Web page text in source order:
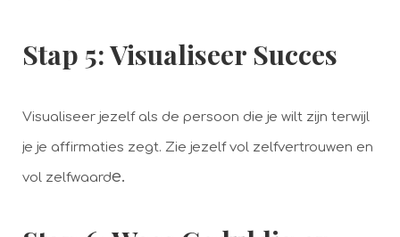
Stap 5: Visualiseer Succes
Visualiseer jezelf als de persoon die je wilt zijn terwijl
je je affirmaties zegt. Zie jezelf vol zelfvertrouwen en
vol zelfwaarde.